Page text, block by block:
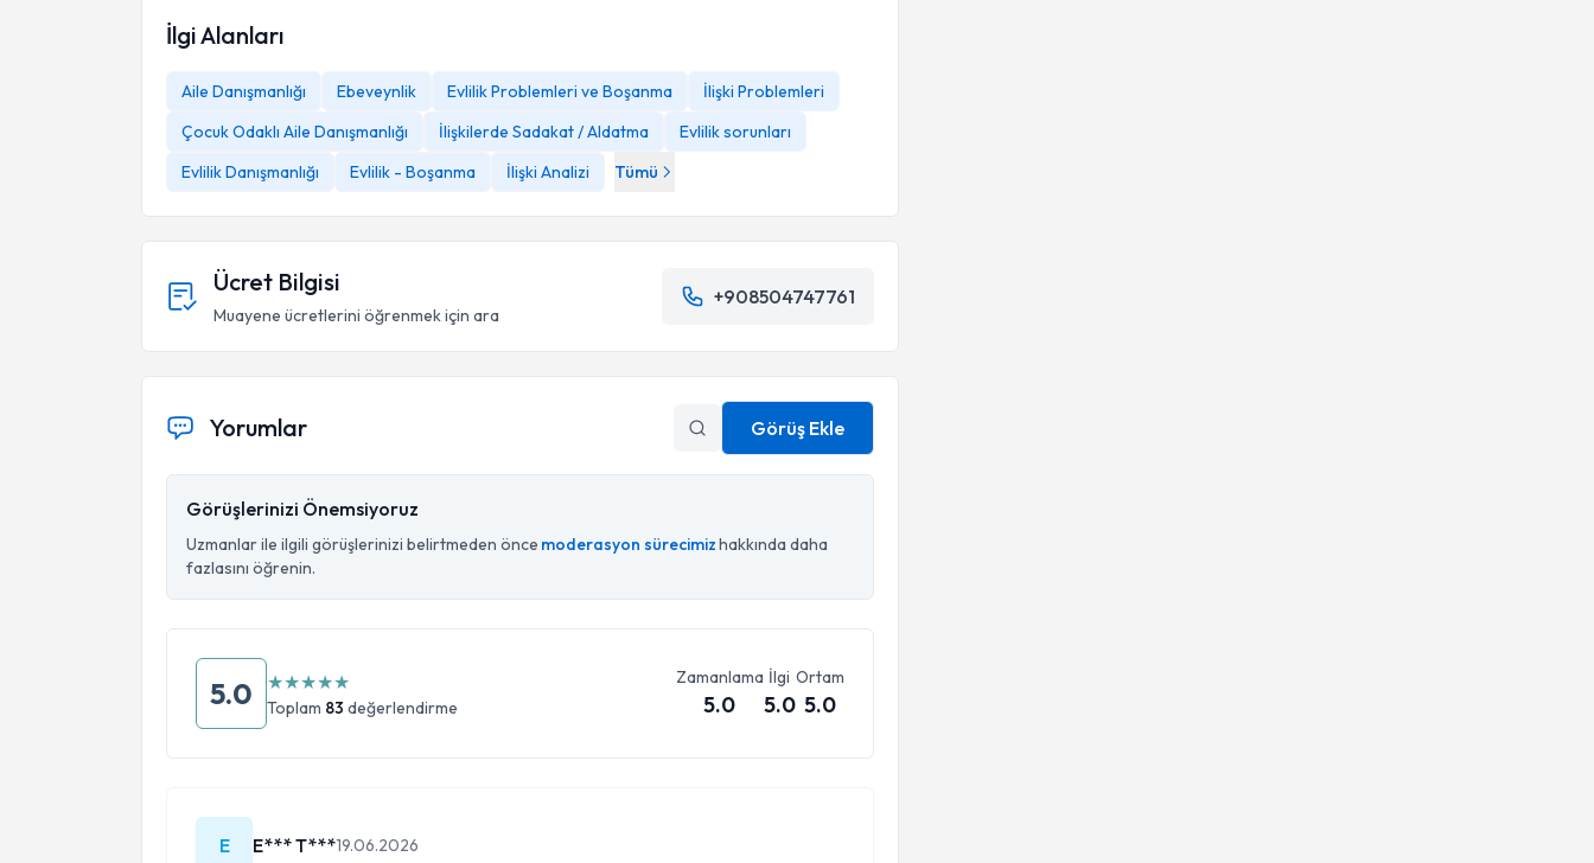
İlgi Alanları
Aile Danışmanlığı Ebeveynlik Evlilik Problemleri ve Boşanma
İlişki Problemleri
Çocuk Odaklı Aile Danışmanlığı
İlişkilerde Sadakat / Aldatma
Evlilik sorunları
Evlilik Danışmanlığı
Evlilik - Boşanma İlişki Analizi Tümü
Ücret Bilgisi
Muayene ücretlerini öğrenmek için ara
+908504747761
Yorumlar Görüş Ekle
Görüşlerinizi Önemsiyoruz
Uzmanlar ile ilgili görüşlerinizi belirtmeden önce moderasyon sürecimizhakkında daha
fazlasını öğrenin.
5.0 ★★★★★
Toplam 83 değerlendirme
Zamanlama
5.0
İlgi
5.0
Ortam
5.0
E E*** T***19.06.2026